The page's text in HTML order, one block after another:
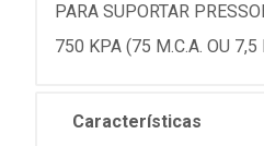
PARA SUPORTAR
750 KPA (75 M.C.A. OU 7,5
Características